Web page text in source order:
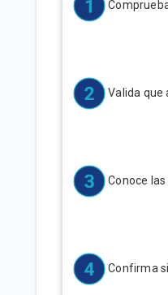
Valida que
Conoce
Confirma